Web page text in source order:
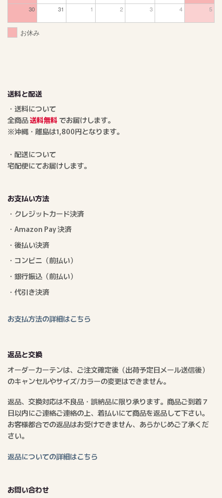
30 31 1 2 3 4 5
お休み
送料と配送
・送料について
全商品送料無料でお届けします。
※沖縄・離島は1,800円となります。
・配送について
宅配便にてお届けします。
お支払い方法
・クレジットカード決済
・Amazon Pay 決済
・後払い決済
・コンビニ（前払い）
・銀行振込（前払い）
・代引き決済
お支払方法の詳細はこちら
返品と交換
オーダーカーテンは、ご注文確定後（出荷予定日メール送信後）
のキャンセルやサイズ/カラーの変更はできません。
返品、交換対応は不良品・誤納品に限り承ります。商品ご到着７
日以内にご連絡ご連絡の上、着払いにて商品を返品して下さい。
お客様都合での返品はお受けできません、あらかじめご了承くだ
さい。
返品についての詳細はこちら
お問い合わせ